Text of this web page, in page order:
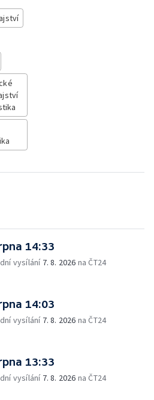
14:33
vysílání 7. 8. 2026 na ČT24
14:03
vysílání 7. 8. 2026 na ČT24
13:33
vysílání 7. 8. 2026 na ČT24